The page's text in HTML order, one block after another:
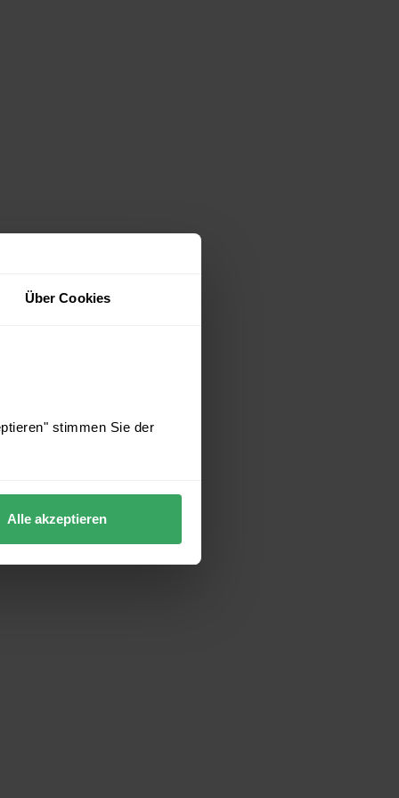
Über Cookies
stimmen Sie der
Alle akzeptieren